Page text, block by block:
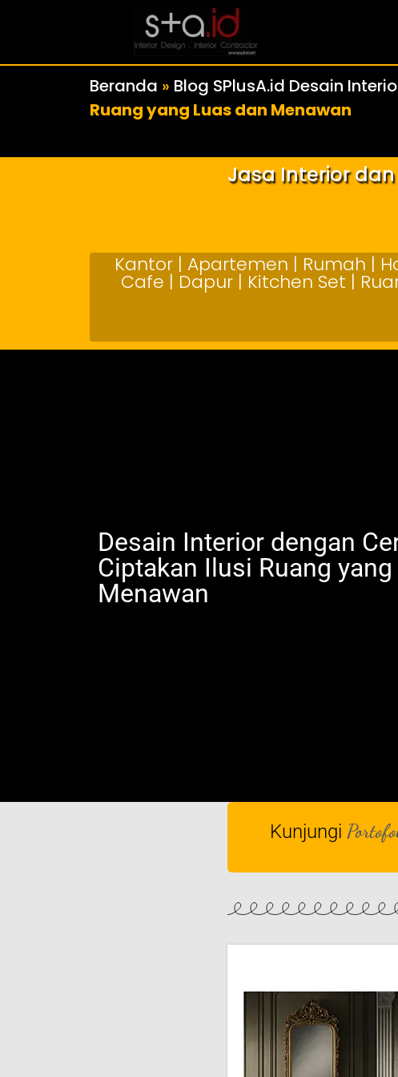
Beranda » Blog SPlusA.id Desain
Ruang yang Luas dan Menawan
Jasa Interior
Kantor | Apartemen | Rumah |
Cafe | Dapur | Kitchen Set |
Desain Interior dengan
Ciptakan Ilusi Ruang
Menawan
Kunjungi